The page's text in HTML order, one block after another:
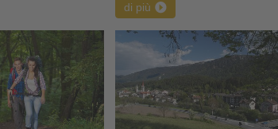
di più